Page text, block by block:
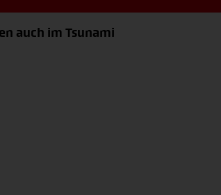
auch im Tsunami